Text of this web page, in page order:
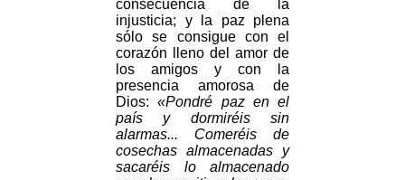
consecuencia de la
injusticia; y la paz plena
sólo se consigue con el
corazón lleno del amor de
los amigos y con la
presencia amorosa de
Dios:«Pondré paz en el
país y dormiréis sin
alarmas... Comeréis de
cosechas almacenadas y
sacaréis lo almacenado